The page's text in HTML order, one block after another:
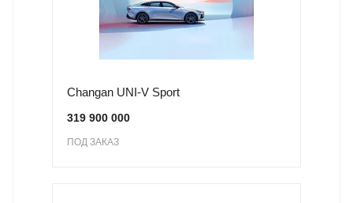
Changan UNI-V Sport
319 900 000
ПОД ЗАКАЗ